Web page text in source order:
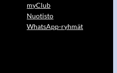
myClub
Nuotisto
WhatsApp-ryhmät